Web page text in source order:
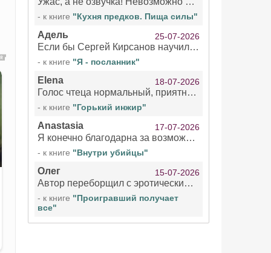
- к книге "Кухня предков. Пища силы"
Адель 25-07-2026
Если бы Сергей Кирсанов научился не сглатывать каждые 1-2 минуты слюну, так что слышно в микрофоне и, что вызывает отвращение, то мелжно было бы слушать.
- к книге "Я - посланник"
Elena 18-07-2026
Голос чтеца нормальный, приятный тембр. Мне очень понравилось озвучивание рассказа. Очень странный отзыв Надежды. Может у неё что-то с нервами?
- к книге "Горький инжир"
Anastasia 17-07-2026
Я конечно благодарна за возможность бесплатно слушать книги даже новинки , но чтение этой книги просто ужасно
- к книге "Внутри убийцы"
Олег 15-07-2026
Автор переборщил с эротическими сценами. Похоже, с этим у него проблемы.
- к книге "Проигравший получает
все"